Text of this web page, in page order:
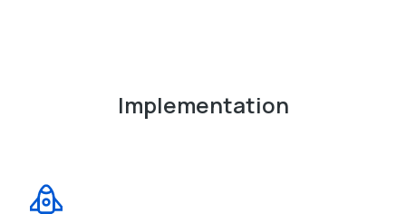
Implementation